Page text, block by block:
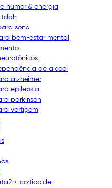
humor & energia
tdah
sono
bem-estar mental
de álcool
alzheimer
epilepsia
parkinson
vertigem
+ corticoide